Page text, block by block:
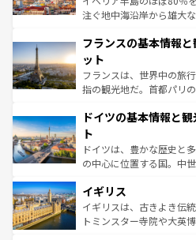
できる。朝目覚めてから
なお、新着のイタリア情
しい。
注ぐ地中海沿岸から雄大
文化が根付くこの国では
れる闘牛、そして美味し
る。首都マドリードの洗
アートに溢れた街角から
せる。地方によって風土
ンテンツ一覧 を参照して
フランスの基本情報
ット
フランスは、世界中の旅
指の観光地だ。首都パリ
で、幅広い魅力が詰まっ
聖堂、美しいビーチ、そ
から魅了する。また、フ
れ、フランス料理はユネ
香り高いラベンダー畑な
らに、パリ以外の地域に
も豊かな歴史と文化が息
ドイツの基本情報と
ト
ドイツは、豊かな歴史と
の中心に位置する国。中
顔を持つこの国は、どこ
ルリンの文化的活気、バ
してライン川沿いのワイ
イギリス
イギリスは、古きよき伝
トミンスター寺院や大英